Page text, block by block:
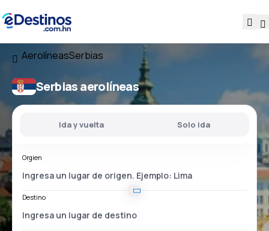
AerolíneasSerbias
Serbias aerolíneas
Ida y vuelta Solo ida
Orgien
Destino